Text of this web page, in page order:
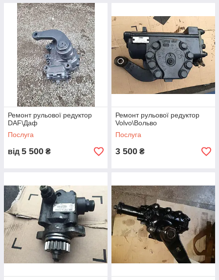
Ремонт рульової редуктор
DAF\Даф
Послуга
від 5 500 ₴
Ремонт рульової редуктор
Volvo\Вольво
Послуга
3 500 ₴